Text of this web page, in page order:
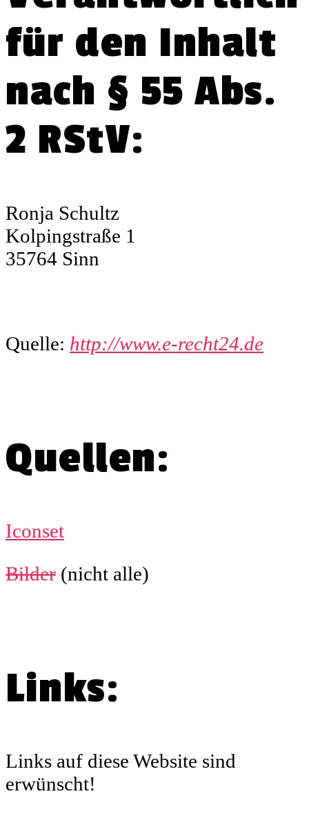
für den Inhalt
nach § 55 Abs.
2 RStV:
Ronja Schultz
Kolpingstraße 1
35764 Sinn
Quelle: http://www.e-recht24.de
Quellen:
Iconset
Bilder (nicht alle)
Links:
Links auf diese Website sind
erwünscht!